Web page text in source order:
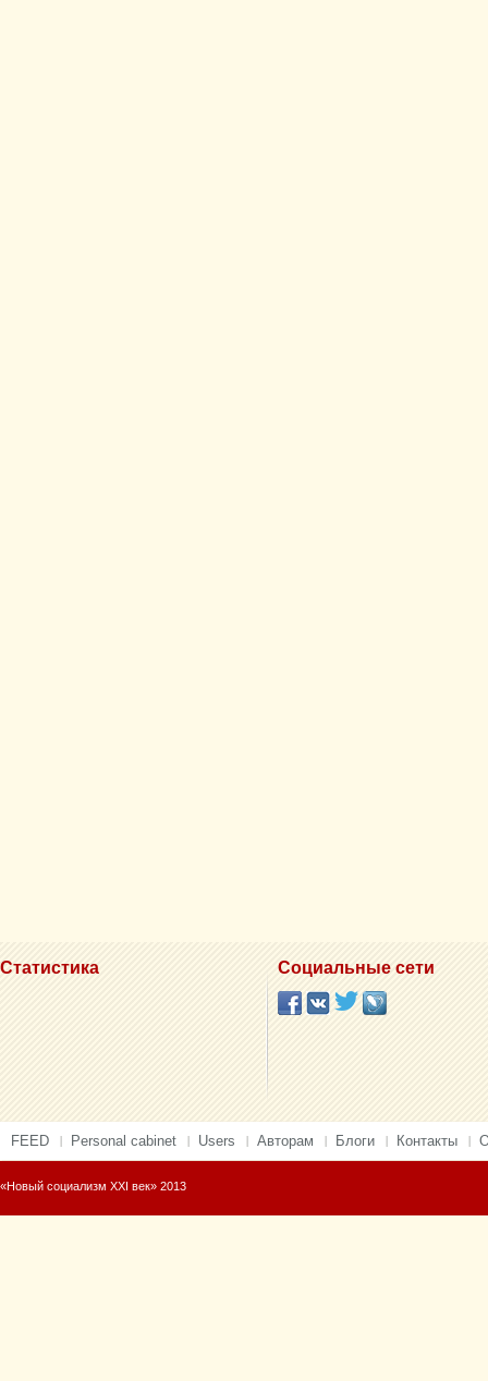
Статистика Социальные сети
FEED Personal cabinet Users Авторам Блоги Контакты
«Новый социализм XXI век» 2013